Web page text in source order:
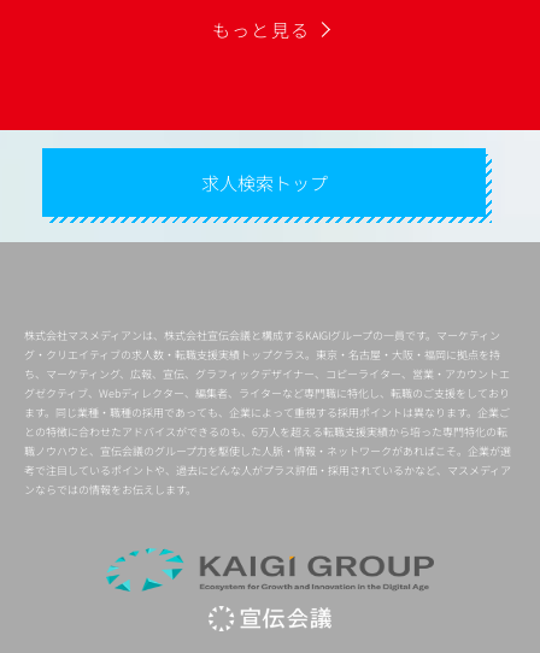
もっと見る
求人検索トップ
株式会社マスメディアンは、株式会社宣伝会議と構成するKAIGIグループの一員です。マーケティン
グ・クリエイティブの求人数・転職支援実績トップクラス。東京・名古屋・大阪・福岡に拠点を持
ち、マーケティング、広報、宣伝、グラフィックデザイナー、コピーライター、営業・アカウントエ
グゼクティブ、Webディレクター、編集者、ライターなど専門職に特化し、転職のご支援をしており
ます。同じ業種・職種の採用であっても、企業によって重視する採用ポイントは異なります。企業ご
との特徴に合わせたアドバイスができるのも、6万人を超える転職支援実績から培った専門特化の転
職ノウハウと、宣伝会議のグループ力を駆使した人脈・情報・ネットワークがあればこそ。企業が選
考で注目しているポイントや、過去にどんな人がプラス評価・採用されているかなど、マスメディア
ンならではの情報をお伝えします。